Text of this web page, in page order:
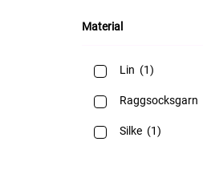
klänningar
koftor
leksaker
Material
Lin (1)
Raggsocksgarn
Silke (1)